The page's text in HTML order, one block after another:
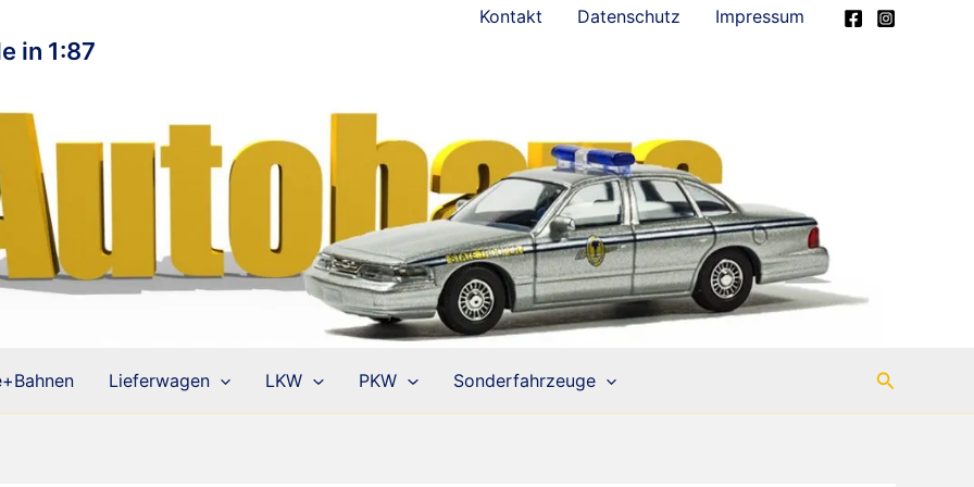
Kontakt Datenschutz Impressum
in 1:87
Lieferwagen LKW PKW Sonderfahrzeuge Suchen